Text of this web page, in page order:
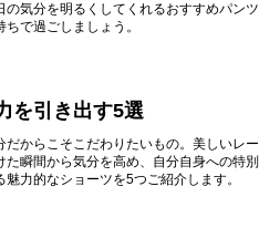
気分を明るくしてくれるおすすめパン
で過ごしましょう。
を引き出す5選
からこそこだわりたいもの。美しいレ
瞬間から気分を高め、自分自身への特
力的なショーツを5つご紹介します。